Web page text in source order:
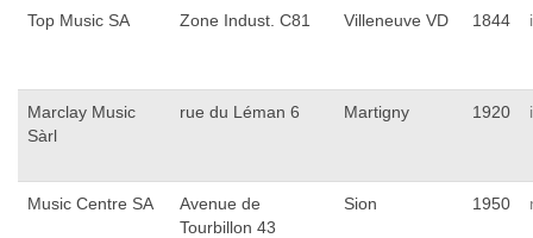
Top Music SA Zone Indust. C81 Villeneuve VD 1844
Marclay Music
Sàrl
rue du Léman 6 Martigny 1920
Music Centre SA
Avenue de
Tourbillon 43
Sion 1950